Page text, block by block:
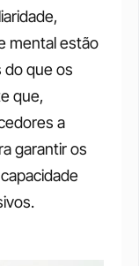
mental estão
que os
que,
a
garantir os